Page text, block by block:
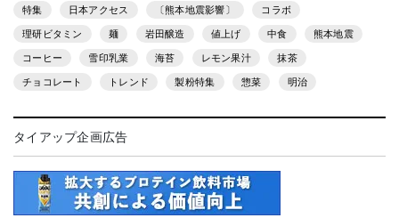
特集 日本アクセス 〔熊本地震影響〕 コラボ
理研ビタミン 麺 岩田醸造 値上げ 中食 熊本地震
コーヒー 雪印乳業 海苔 レモン果汁 抹茶
チョコレート トレンド 製粉特集 惣菜 明治
タイアップ企画広告